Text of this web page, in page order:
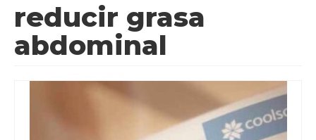
Acerca de Coolsculpting
Resultados Comprobados
Ubíquenos
Solicitar Información
reducir grasa
abdominal